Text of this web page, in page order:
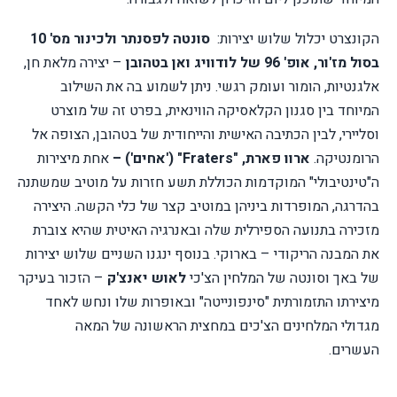
הקונצרט יכלול שלוש יצירות:
סונטה לפסנתר ולכינור מס' 10
בסול מז'ור, אופ' 96 של לודוויג ואן בטהובן
– יצירה מלאת חן,
אלגנטיות, הומור ועומק רגשי. ניתן לשמוע בה את השילוב
המיוחד בין סגנון הקלאסיקה הווינאית, בפרט זה של מוצרט
וסליירי, לבין הכתיבה האישית והייחודית של בטהובן, הצופה אל
הרומנטיקה. ארוו פארת, "Fraters" ('אחים') – אחת מיצירות
ה"טינטיבולי" המוקדמות הכוללת תשע חזרות על מוטיב שמשתנה
בהדרגה, המופרדות ביניהן במוטיב קצר של כלי הקשה. היצירה
מזכירה בתנועה הספירלית שלה ובאנרגיה האיטית שהיא צוברת
את המבנה הריקודי – בארוקי. בנוסף ינגנו השניים שלוש יצירות
של באך וסונטה של המלחין הצ'כילאוש יאנצ'ק – הזכור בעיקר
מיצירתו התזמורתית "סינפונייטה" ובאופרות שלו ונחש לאחד
מגדולי המלחינים הצ'כים במחצית הראשונה של המאה
העשרים.